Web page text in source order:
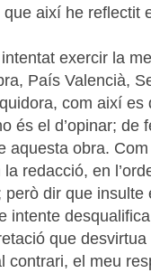
que així he reflectit
exercir la
País Valencià,
com així es
és el d’opinar; de
aquesta obra.
redacció, en
però dir que
intente
que
contrari, el meu